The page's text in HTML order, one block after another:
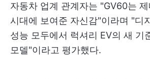
자동차 업계 관계자는 "GV60는
시대에 보여준 자신감"이라며 "디
성능 모두에서 럭셔리 EV의 새 기
모델"이라고 평가했다.